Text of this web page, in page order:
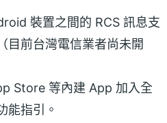
裝置之間的 RCS 訊息支
目前台灣電信業者尚未開
Store 等內建 App 加入全
能指引。